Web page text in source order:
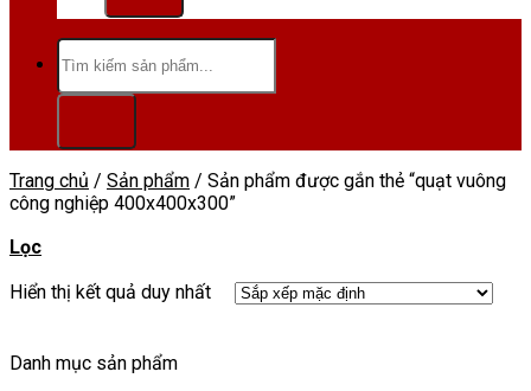
Tìm
kiếm:
Trang chủ / Sản phẩm / Sản phẩm được gắn thẻ “quạt vuông
công nghiệp 400x400x300”
Lọc
Hiển thị kết quả duy nhất
Danh mục sản phẩm